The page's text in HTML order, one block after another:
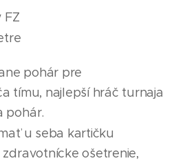
FZ
pohár pre
tímu, najlepší hráč turnaja
pohár.
u seba kartičku
ošetrenie,